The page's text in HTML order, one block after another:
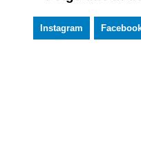
Instagram